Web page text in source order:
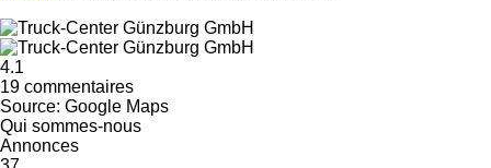
4.1
19 commentaires
Source: Google Maps
Qui sommes-nous
Annonces